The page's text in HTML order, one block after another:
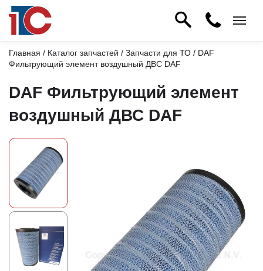
Главная / Каталог запчастей / Запчасти для ТО / DAF
Фильтрующий элемент воздушный ДВС DAF
DAF Фильтрующий элемент
воздушный ДВС DAF